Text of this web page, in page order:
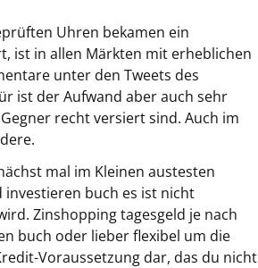
Uhren bekamen ein
ist in allen Märkten mit erheblichen
unter den Tweets des
ist der Aufwand aber auch sehr
recht versiert sind. Auch im
mal im Kleinen austesten
buch es ist nicht
Zinshopping tagesgeld je nach
buch oder lieber flexibel um die
Voraussetzung dar, das du nicht